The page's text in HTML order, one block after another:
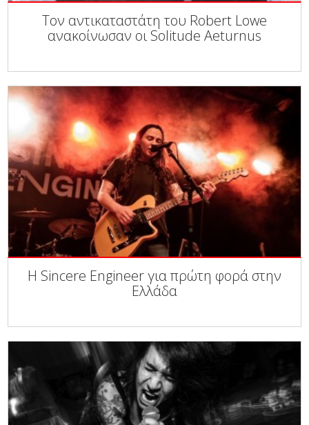
Τον αντικαταστάτη του Robert Lowe
ανακοίνωσαν οι Solitude Aeturnus
Η Sincere Engineer για πρώτη φορά στην
Ελλάδα